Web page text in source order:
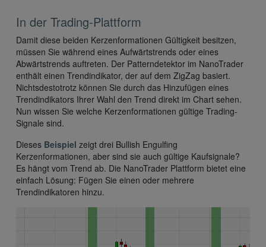
In der Trading-Plattform
Damit diese beiden Kerzenformationen Gültigkeit besitzen,
müssen Sie während eines Aufwärtstrends oder eines
Abwärtstrends auftreten. Der Patterndetektor im NanoTrader
enthält einen Trendindikator, der auf dem ZigZag basiert.
Nichtsdestotrotz können Sie durch das Hinzufügen eines
Trendindikators Ihrer Wahl den Trend direkt im Chart sehen.
Nun wissen Sie welche Kerzenformationen gültige Trading-
Signale sind.
Dieses Beispiel zeigt drei Bullish Engulfing
Kerzenformationen, aber sind sie auch gültige Kaufsignale?
Es hängt vom Trend ab. Die NanoTrader Plattform bietet eine
einfach Lösung: Fügen Sie einen oder mehrere
Trendindikatoren hinzu.